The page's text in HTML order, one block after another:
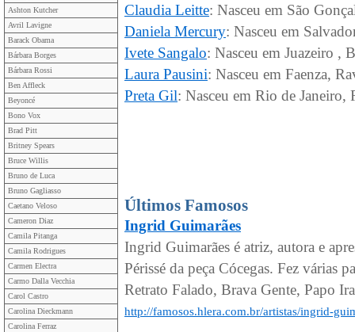
Ashton Kutcher
Avril Lavigne
Barack Obama
Bárbara Borges
Bárbara Rossi
Ben Affleck
Beyoncé
Bono Vox
Brad Pitt
Britney Spears
Bruce Willis
Bruno de Luca
Bruno Gagliasso
Caetano Veloso
Cameron Diaz
Camila Pitanga
Camila Rodrigues
Carmen Electra
Carmo Dalla Vecchia
Carol Castro
Carolina Dieckmann
Carolina Ferraz
Claudia Leitte: Nasceu em São
Daniela Mercury: Nasceu em
Ivete Sangalo: Nasceu em Juazeiro ,
Laura Pausini: Nasceu em Faenza,
Preta Gil: Nasceu em Rio de
Últimos Famosos
Ingrid Guimarães
Ingrid Guimarães é atriz, autora e
Périssé da peça Cócegas. Fez várias
Retrato Falado, Brava Gente, Papo
http://famosos.hlera.com.br/artistas/ingrid-